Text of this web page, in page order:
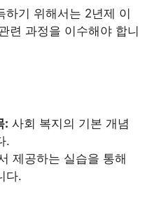
하기 위해서는 2년제 이
련 과정을 이수해야 합니
: 사회 복지의 기본 개념
.
제공하는 실습을 통해
다.